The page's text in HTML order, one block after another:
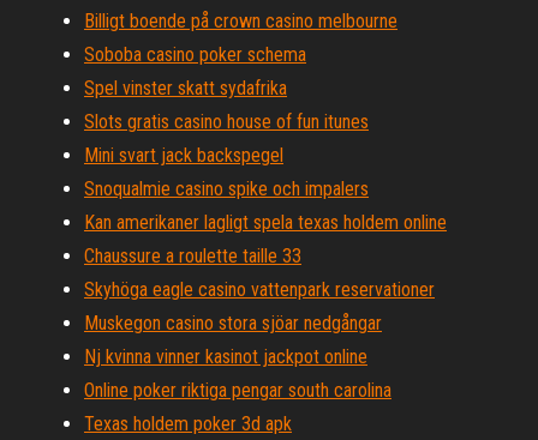
Billigt boende på crown casino melbourne
Soboba casino poker schema
Spel vinster skatt sydafrika
Slots gratis casino house of fun itunes
Mini svart jack backspegel
Snoqualmie casino spike och impalers
Kan amerikaner lagligt spela texas holdem online
Chaussure a roulette taille 33
Skyhöga eagle casino vattenpark reservationer
Muskegon casino stora sjöar nedgångar
Nj kvinna vinner kasinot jackpot online
Online poker riktiga pengar south carolina
Texas holdem poker 3d apk